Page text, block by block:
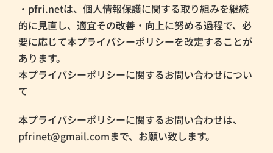
・pfri.netは、個人情報保護に関する取り組みを継続
的に見直し、適宜その改善・向上に努める過程で、必
要に応じて本プライバシーポリシーを改定することが
あります。
本プライバシーポリシーに関するお問い合わせについ
て
本プライバシーポリシーに関するお問い合わせは、
pfrinet@gmail.comまで、お願い致します。